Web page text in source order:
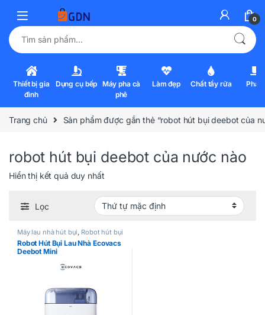
0
Tìm kiếm:
Thiết bị gia
đình
Dụng cụ bếp Máy pha cà
phê
Làm đẹp Chất tẩy rửa Pha
Trang chủ Sản phẩm được gắn thẻ “robot hút bụi deebot của
robot hút bụi deebot của nước nào
Hiển thị kết quả duy nhất
Lọc
Máy lau nhà hút bụi, Robot hút bụi
lau nhà
Robot Hút Bụi Lau Nhà Ecovacs
Deebot Mini